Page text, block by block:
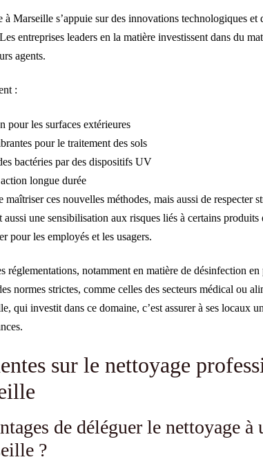
Marseille s’appuie sur des innovations technologiques et
entreprises leaders en la matière investissent dans du
agents.
:
pour les surfaces extérieures
pour le traitement des sols
bactéries par des dispositifs UV
longue durée
ces nouvelles méthodes, mais aussi de respecter
une sensibilisation aux risques liés à certains produits
pour les employés et les usagers.
réglementations, notamment en matière de désinfection en
normes strictes, comme celles des secteurs médical ou
qui investit dans ce domaine, c’est assurer à ses locaux
sur le nettoyage
de déléguer le nettoyage à
?